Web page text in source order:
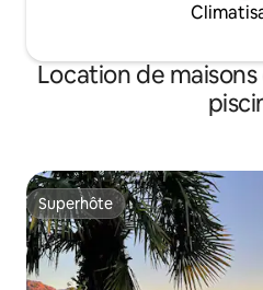
Location de
Superhôte
Superhôte